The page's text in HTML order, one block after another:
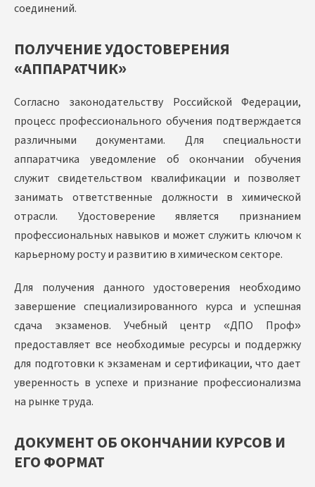
соединений.
ПОЛУЧЕНИЕ УДОСТОВЕРЕНИЯ
«АППАРАТЧИК»
Согласно законодательству Российской Федерации,
процесс профессионального обучения подтверждается
различными документами. Для специальности
аппаратчика уведомление об окончании обучения
служит свидетельством квалификации и позволяет
занимать ответственные должности в химической
отрасли. Удостоверение является признанием
профессиональных навыков и может служить ключом к
карьерному росту и развитию в химическом секторе.
Для получения данного удостоверения необходимо
завершение специализированного курса и успешная
сдача экзаменов. Учебный центр «ДПО Проф»
предоставляет все необходимые ресурсы и поддержку
для подготовки к экзаменам и сертификации, что дает
уверенность в успехе и признание профессионализма
на рынке труда.
ДОКУМЕНТ ОБ ОКОНЧАНИИ КУРСОВ И
ЕГО ФОРМАТ